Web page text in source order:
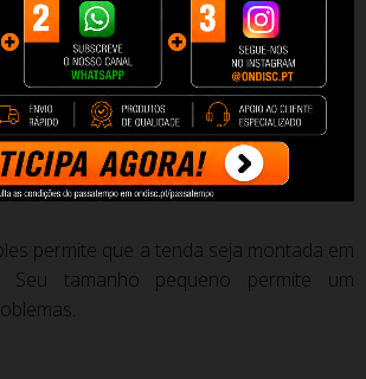
Fácil montagem
permite que a tenda seja montada em
Seu tamanho pequeno permite um